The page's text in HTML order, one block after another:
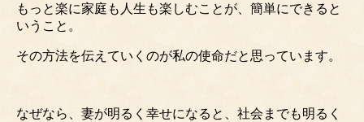
もっと楽に家庭も人生も楽しむことが、簡単にできると
いうこと。
その方法を伝えていくのが私の使命だと思っています。
なぜなら、妻が明るく幸せになると、社会までも明るく